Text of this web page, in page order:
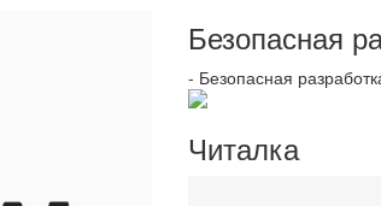
Безопасная
- Безопасная
Читалка